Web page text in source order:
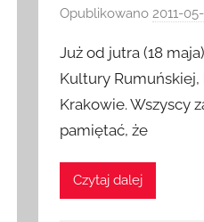
Opublikowano 2011-
Już od jutra (18
Kultury
Krakowie. Wszyscy
pamiętać, że
Czytaj dalej